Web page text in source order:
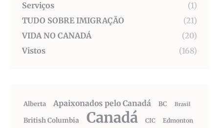
Serviços
(1)
TUDO SOBRE IMIGRAÇÃO
(21)
VIDA NO CANADÁ
(20)
Vistos
(168)
Alberta Apaixonados pelo Canadá BC Brasil
British Columbia Canadá CIC Edmonton